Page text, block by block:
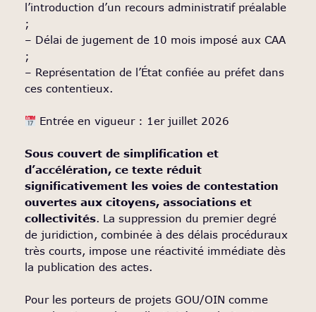
l’introduction d’un recours administratif préalable
;
– Délai de jugement de 10 mois imposé aux CAA
;
– Représentation de l’État confiée au préfet dans
ces contentieux.
Entrée en vigueur : 1er juillet 2026
Sous couvert de simplification et
d’accélération, ce texte réduit
significativement les voies de contestation
ouvertes aux citoyens, associations et
collectivités. La suppression du premier degré
de juridiction, combinée à des délais procéduraux
très courts, impose une réactivité immédiate dès
la publication des actes.
Pour les porteurs de projets GOU/OIN comme